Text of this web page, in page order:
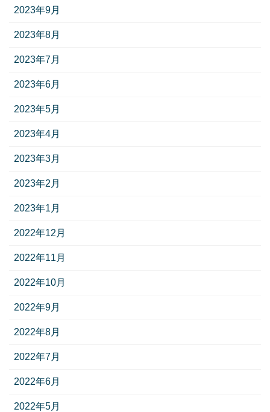
2023年9月
2023年8月
2023年7月
2023年6月
2023年5月
2023年4月
2023年3月
2023年2月
2023年1月
2022年12月
2022年11月
2022年10月
2022年9月
2022年8月
2022年7月
2022年6月
2022年5月